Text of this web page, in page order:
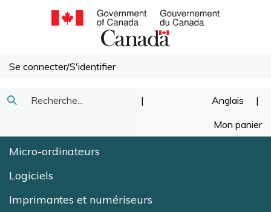
Se connecter/S'identifier
Recherche
Soumettre
recherche
| Anglais |
Mon panier
Micro-ordinateurs
Logiciels
Imprimantes et numériseurs